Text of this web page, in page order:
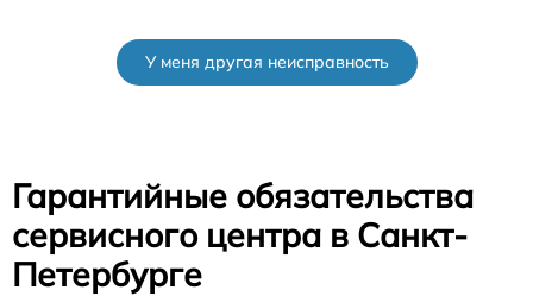
У меня другая неисправность
Гарантийные обязательства
сервисного центра в Санкт-
Петербурге